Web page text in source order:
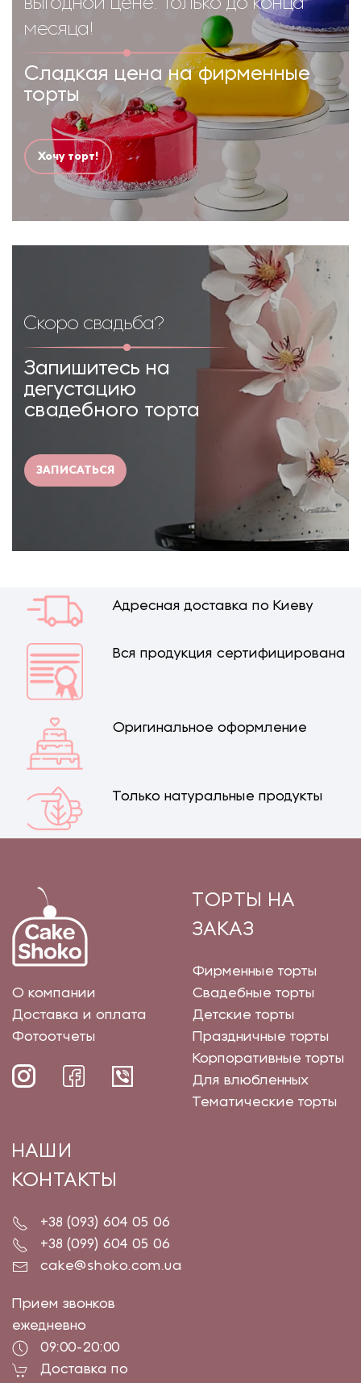
месяца!
Сладкая цена на фирменные
торты
Хочу торт!
Скоро свадьба?
Запишитесь на
дегустацию
свадебного торта
ЗАПИСАТЬСЯ
Адресная доставка по Киеву
Вся продукция сертифицирована
Оригинальное оформление
Только натуральные продукты
О компании
Доставка и оплата
Фотоотчеты
ТОРТЫ НА
ЗАКАЗ
Фирменные торты
Свадебные торты
Детские торты
Праздничные торты
Корпоративные торты
Для влюбленных
Тематические торты
НАШИ
КОНТАКТЫ
+38 (093) 604 05 06
+38 (099) 604 05 06
cake@shoko.com.ua
Прием звонков
ежедневно
09:00-20:00
Доставка по